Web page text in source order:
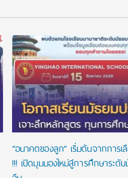
“อนาคตของลูก” เริ่มต้นจากการเ
!!! เปิดมุมมองใหม่สู่การศึกษาระดับ